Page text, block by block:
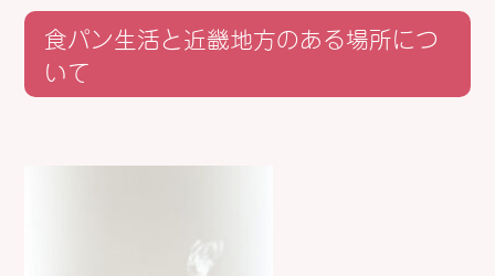
食パン生活と近畿地方のある場所につ
いて